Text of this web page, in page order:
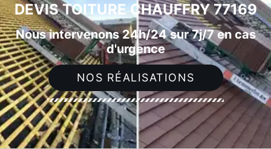
DEVIS TOITURE CHAUFFRY 77169
Nous intervenons 24h/24 sur 7j/7 en cas
d'urgence
NOS RÉALISATIONS